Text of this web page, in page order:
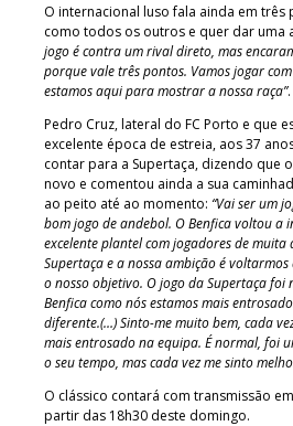
O internacional luso fala ainda em
como todos os outros e quer dar uma
jogo é contra um rival direto, mas
porque vale três pontos. Vamos jogar
estamos aqui para mostrar a nossa raça”.
Pedro Cruz, lateral do FC Porto e que
excelente época de estreia, aos 37
contar para a Supertaça, dizendo que
novo e comentou ainda a sua
ao peito até ao momento: “Vai ser um
bom jogo de andebol. O Benfica voltou a
excelente plantel com jogadores de muita
Supertaça e a nossa ambição é
o nosso objetivo. O jogo da Supertaça
Benfica como nós estamos mais
diferente.(…) Sinto-me muito bem, cada
mais entrosado na equipa. É normal, foi
o seu tempo, mas cada vez me sinto
O clássico contará com transmissão
partir das 18h30 deste domingo.